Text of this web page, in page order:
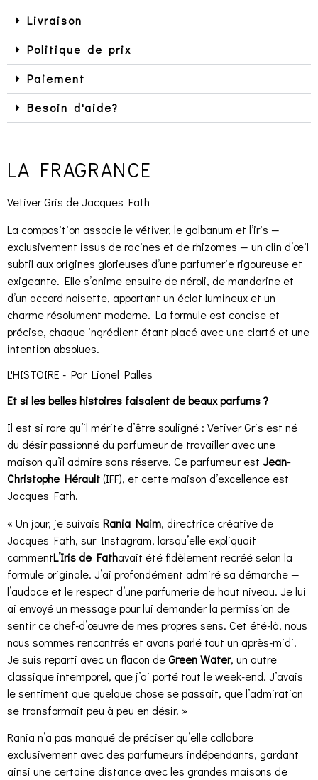
Livraison
Politique de prix
Paiement
Besoin d'aide?
LA FRAGRANCE
Vetiver Gris de Jacques Fath
La composition associe le vétiver, le galbanum et l’iris —
exclusivement issus de racines et de rhizomes — un clin d’œil
subtil aux origines glorieuses d’une parfumerie rigoureuse et
exigeante. Elle s’anime ensuite de néroli, de mandarine et
d’un accord noisette, apportant un éclat lumineux et un
charme résolument moderne. La formule est concise et
précise, chaque ingrédient étant placé avec une clarté et une
intention absolues.
L'HISTOIRE - Par Lionel Palles
Et si les belles histoires faisaient de beaux parfums ?
Il est si rare qu’il mérite d’être souligné : Vetiver Gris est né
du désir passionné du parfumeur de travailler avec une
maison qu’il admire sans réserve. Ce parfumeur est Jean-
Christophe Hérault(IFF), et cette maison d’excellence est
Jacques Fath.
« Un jour, je suivais Rania Naim, directrice créative de
Jacques Fath, sur Instagram, lorsqu’elle expliquait
commentL’Iris de Fathavait été fidèlement recréé selon la
formule originale. J’ai profondément admiré sa démarche —
l’audace et le respect d’une parfumerie de haut niveau. Je lui
ai envoyé un message pour lui demander la permission de
sentir ce chef-d’œuvre de mes propres sens. Cet été-là, nous
nous sommes rencontrés et avons parlé tout un après-midi.
Je suis reparti avec un flacon deGreen Water, un autre
classique intemporel, que j’ai porté tout le week-end. J’avais
le sentiment que quelque chose se passait, que l’admiration
se transformait peu à peu en désir. »
Rania n’a pas manqué de préciser qu’elle collabore
exclusivement avec des parfumeurs indépendants, gardant
ainsi une certaine distance avec les grandes maisons de